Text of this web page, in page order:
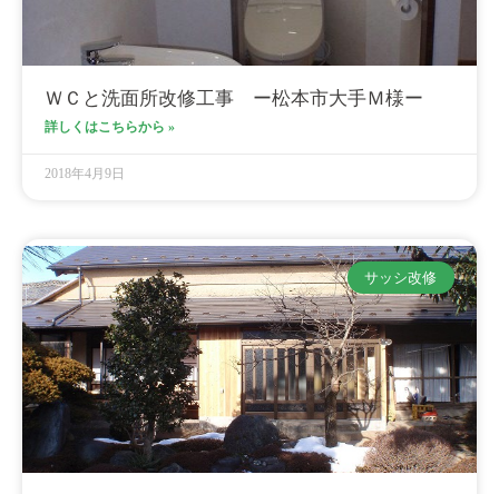
ＷＣと洗面所改修工事 ー松本市大手Ｍ様ー
詳しくはこちらから »
2018年4月9日
サッシ改修